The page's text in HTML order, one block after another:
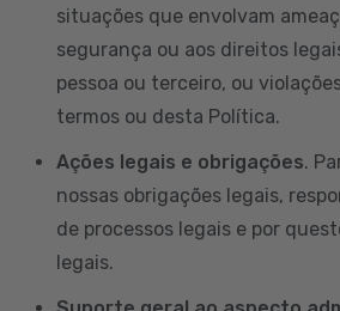
situações que envolvam
segurança ou aos direitos
pessoa ou terceiro, ou
termos ou desta Política.
Ações legais e obrigações.
nossas obrigações legais,
de processos legais e por
legais.